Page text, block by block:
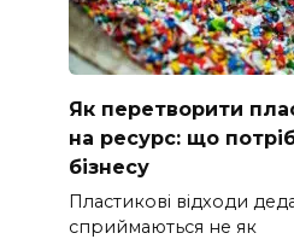
Як перетворити
на ресурс: що
бізнесу
Пластикові відходи
сприймаються не як